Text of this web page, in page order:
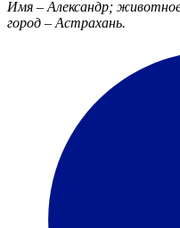
Имя – Александр;
город – Астрахань.